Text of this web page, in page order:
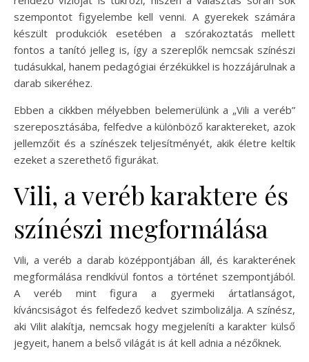
szempontot figyelembe kell venni. A gyerekek számára
készült produkciók esetében a szórakoztatás mellett
fontos a tanító jelleg is, így a szereplők nemcsak színészi
tudásukkal, hanem pedagógiai érzékükkel is hozzájárulnak a
darab sikeréhez.
Ebben a cikkben mélyebben belemerülünk a „Vili a veréb”
szereposztásába, felfedve a különböző karaktereket, azok
jellemzőit és a színészek teljesítményét, akik életre keltik
ezeket a szerethető figurákat.
Vili, a veréb karaktere és
színészi megformálása
Vili, a veréb a darab középpontjában áll, és karakterének
megformálása rendkívül fontos a történet szempontjából.
A veréb mint figura a gyermeki ártatlanságot,
kíváncsiságot és felfedező kedvet szimbolizálja. A színész,
aki Vilit alakítja, nemcsak hogy megjeleníti a karakter külső
jegyeit, hanem a belső világát is át kell adnia a nézőknek.